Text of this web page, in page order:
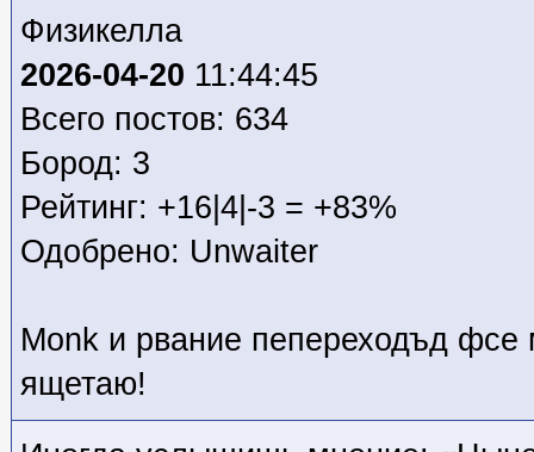
Физикелла
2026-04-20 11:44:45
Всего постов: 634
Бород: 3
Рейтинг: +16|4|-3 = +83%
Одобрено: Unwaiter
Monk и рвание пепереходъд
ящетаю!